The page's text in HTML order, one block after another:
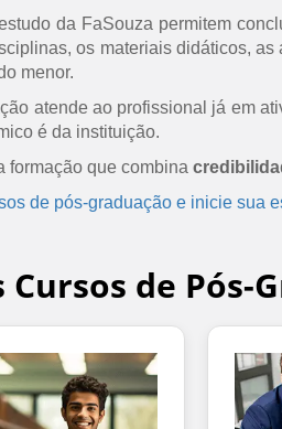
da FaSouza permitem
os materiais didáticos,
menor.
atende ao profissional já em
é da instituição.
formação que combina
de pós-graduação e inicie sua
Cursos de Pós-